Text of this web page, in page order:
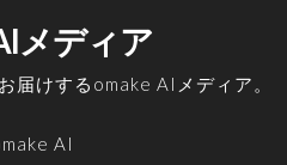
メディア
届けするomake AIメディア。
AI